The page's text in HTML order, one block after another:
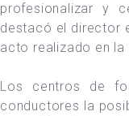
profesionalizar y
destacó el director
acto realizado en la
Los centros de
conductores la